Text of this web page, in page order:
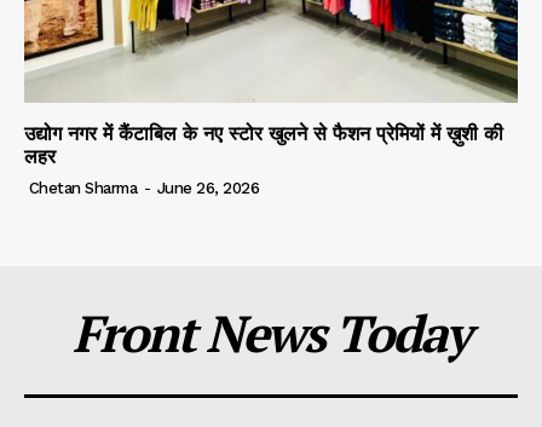
उद्योग नगर में कैंटाबिल के नए स्टोर खुलने से फैशन प्रेमियों में ख़ुशी की
लहर
Chetan Sharma - June 26, 2026
Front News Today